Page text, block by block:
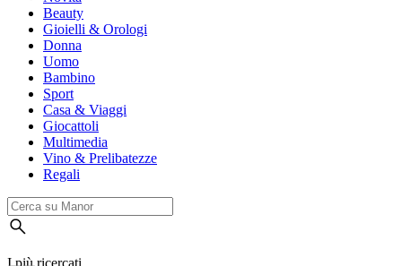
Beauty
Gioielli & Orologi
Donna
Uomo
Bambino
Sport
Casa & Viaggi
Giocattoli
Multimedia
Vino & Prelibatezze
Regali